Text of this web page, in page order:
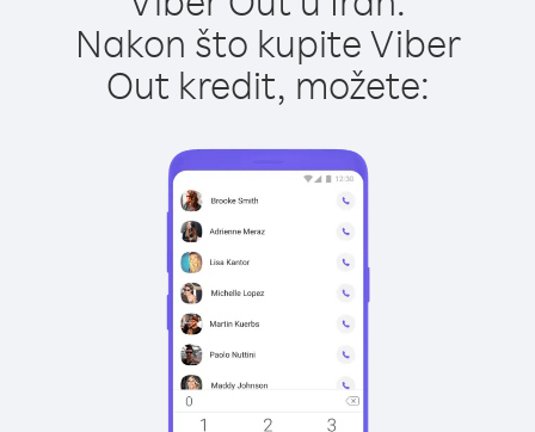
Nakon što kupite Viber
Out kredit, možete: